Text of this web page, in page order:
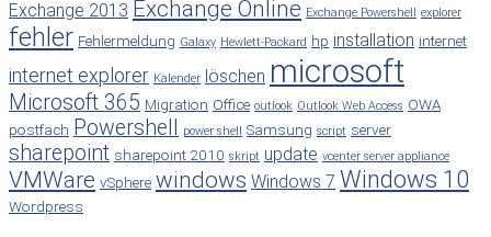
Exchange 2013 Exchange Online Exchange Powershell explorer
fehler Fehlermeldung Galaxy Hewlett-Packard hp installation internet
internet explorer Kalender löschen microsoft
Microsoft 365 Migration Office outlook Outlook Web Access OWA
postfach Powershell power shell Samsung script server
sharepoint sharepoint 2010 skript update vcenter server appliance
VMWare vSphere windows Windows 7 Windows 10
Wordpress